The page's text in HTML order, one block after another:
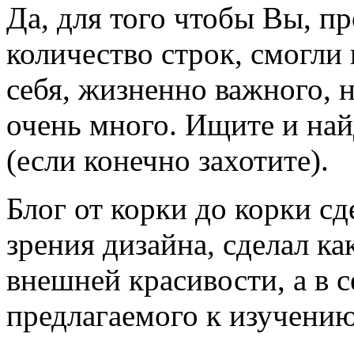
Да, для того чтобы Вы,
количество строк,
себя, жизненно важного,
очень много. Ищите и
(если конечно захотите).
Блог от корки до корки
зрения дизайна, сделал
внешней красивости, а в
предлагаемого к